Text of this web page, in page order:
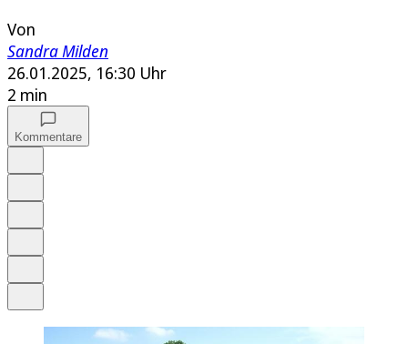
Von
Sandra Milden
26.01.2025, 16:30 Uhr
2 min
Kommentare